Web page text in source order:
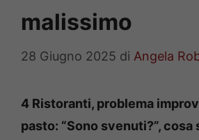
malissimo
28 Giugno 2025 di Angela
4 Ristoranti, problema
pasto: “Sono svenuti?”, cosa